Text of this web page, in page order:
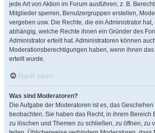
jede Art von Aktion im Forum ausführen; z. B.
Mitglieder sperren, Benutzergruppen erstellen,
vergeben usw. Die Rechte, die ein Administrator
abhängig, welche Rechte ihnen ein Gründer des
Administrator erteilt hat. Administratoren können
Moderationsberechtigungen haben, wenn ihnen
erteilt wurde.
Nach oben
Was sind Moderatoren?
Die Aufgabe der Moderatoren ist es, das Geschehen
beobachten. Sie haben das Recht, in ihrem Bereich
zu löschen und Themen zu schließen, zu öffnen, zu